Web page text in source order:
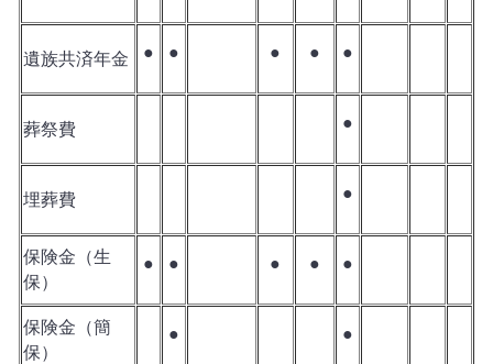
遺族共済年金 ● ● ● ● ●
葬祭費 ●
埋葬費 ●
保険金（生
保）
● ● ● ● ●
保険金（簡
保）
● ●